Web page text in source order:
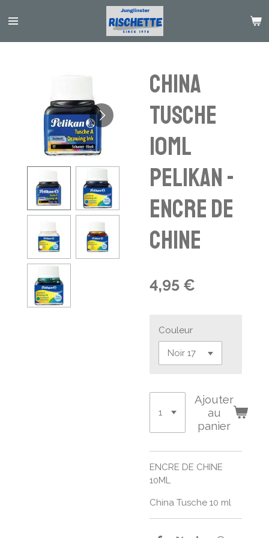
au
China
Tusche
10ml
Pelikan -
Encre de
chine
4,95 €
Couleur
Ajouter
au
panier
ENCRE DE CHINE
10ML
China Tusche 10 ml